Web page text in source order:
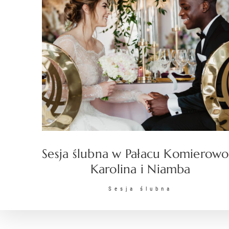
Sesja ślubna w Pałacu
Karolina i Niamba
Sesja ślubna